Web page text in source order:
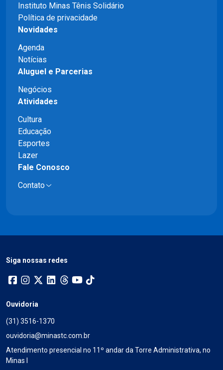
Instituto Minas Tênis Solidário
Política de privacidade
Novidades
Agenda
Notícias
Aluguel e Parcerias
Negócios
Atividades
Cultura
Educação
Esportes
Lazer
Fale Conosco
Contato
Siga nossas redes
Ouvidoria
(31) 3516-1370
ouvidoria@minastc.com.br
Atendimento presencial no 11º andar da Torre Administrativa, no
Minas I